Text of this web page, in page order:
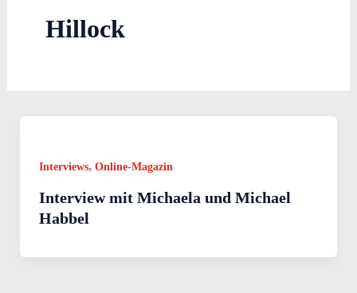
Hillock
Interviews, Online-Magazin
Interview mit Michaela und Michael
Habbel